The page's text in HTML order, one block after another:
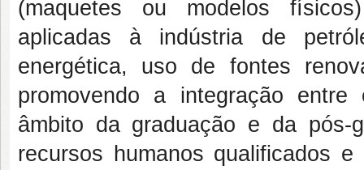
(maquetes ou modelos
aplicadas à indústria de
energética, uso de fontes
promovendo a integração
âmbito da graduação e da pós-
recursos humanos qualificados